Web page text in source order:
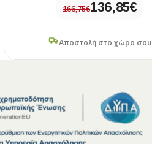
166,75€136,85€
Αποστολή στο χώρο σου